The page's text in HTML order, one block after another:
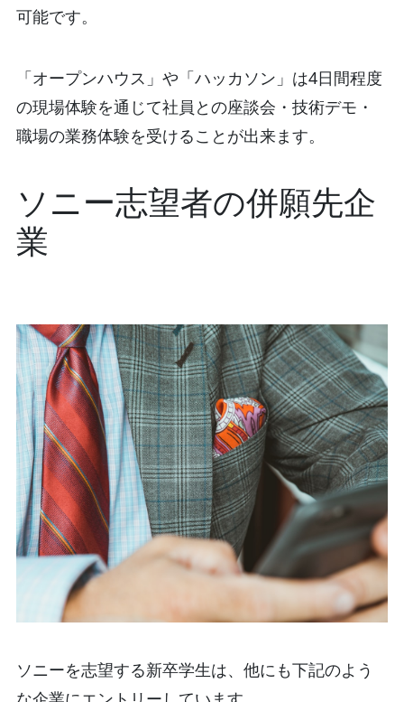
可能です。
「オープンハウス」や「ハッカソン」は4日間程度
の現場体験を通じて社員との座談会・技術デモ・
職場の業務体験を受けることが出来ます。
ソニー志望者の併願先企
業
ソニーを志望する新卒学生は、他にも下記のよう